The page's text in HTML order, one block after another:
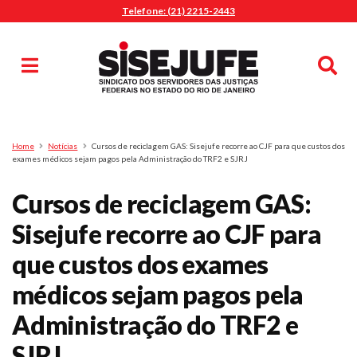
Telefone: (21) 2215-2443
Pesquisa
Home Notícias
Cursos de reciclagem GAS: Sisejufe recorre ao CJF para que custos dos
exames médicos sejam pagos pela Administração do TRF2 e SJRJ
Cursos de reciclagem GAS:
Sisejufe recorre ao CJF para
que custos dos exames
médicos sejam pagos pela
Administração do TRF2 e
MENU
Sindicalize-se
Jurídico
O Sindicato
Agenda
Casa do Alto
Sede Campestre
Nossos Convênios
Gympass Wellhub
Seguro Auto